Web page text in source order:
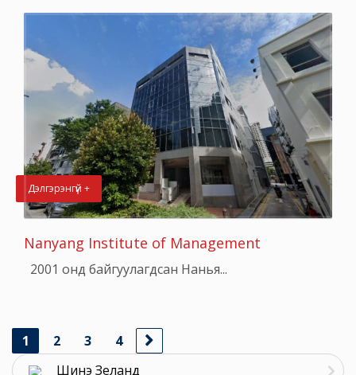
Дэлгэрэнгүй +
Nanyang Institute of Management
2001 онд байгуулагдсан Нанья...
1 2 3
4
Шинэ Зеланд